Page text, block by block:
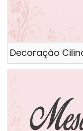
Decoração